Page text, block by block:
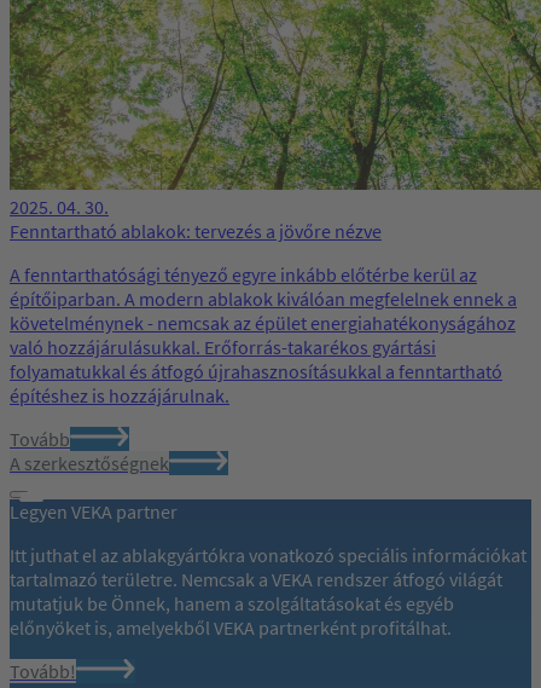
2025. 04. 30.
Fenntartható ablakok: tervezés a jövőre nézve
A fenntarthatósági tényező egyre inkább előtérbe kerül az
építőiparban. A modern ablakok kiválóan megfelelnek ennek a
követelménynek - nemcsak az épület energiahatékonyságához
való hozzájárulásukkal. Erőforrás-takarékos gyártási
folyamatukkal és átfogó újrahasznosításukkal a fenntartható
építéshez is hozzájárulnak.
Tovább
A szerkesztőségnek
Legyen VEKA partner
Itt juthat el az ablakgyártókra vonatkozó speciális információkat
tartalmazó területre. Nemcsak a VEKA rendszer átfogó világát
mutatjuk be Önnek, hanem a szolgáltatásokat és egyéb
előnyöket is, amelyekből VEKA partnerként profitálhat.
Tovább!